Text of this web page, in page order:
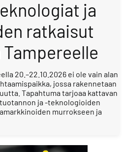
ja
ratkaisut
20.–22.10.2026 ei ole vain alan
jossa rakennetaan
Tapahtuma tarjoaa kattavan
ja -teknologioiden
murrokseen ja